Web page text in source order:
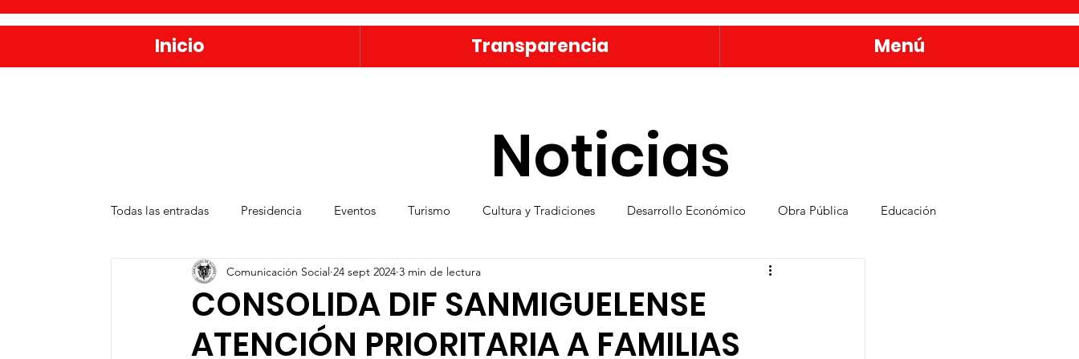
Todas las entradas Presidencia Eventos Turismo Cultura y Tradiciones Desarrollo Económico Obra Pública Educación
Agua y Alcantarillado Deporte Medio Ambiente Bienestar y Desarrollo Social
Publicaciones Administración Pública Familia sanmiguelense Jóvenes Mujeres Servicios Públicos
CONSOLIDA DIF SANMIGUELENSE
ATENCIÓN PRIORITARIA A FAMILIAS
Comunicación Social 24 sept 2024 3 min de lectura
Inicio Transparencia Menú
Noticias